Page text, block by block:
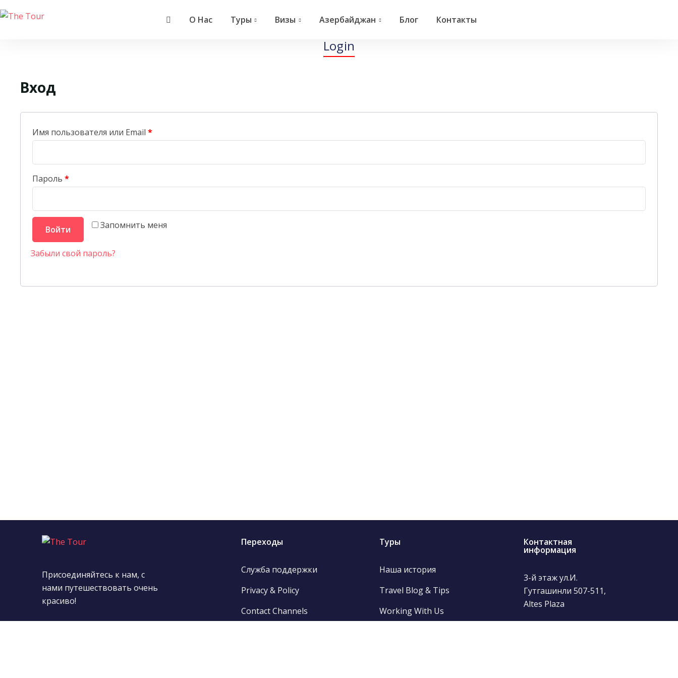
О Нас Туры Визы Азербайджан Блог Контакты
Login
Вход
Имя пользователя или Email *
Пароль *
Запомнить меня
Войти
Забыли свой пароль?
Присоединяйтесь к нам, с
нами путешествовать очень
красиво!
Переходы
Служба поддержки
Privacy & Policy
Contact Channels
Туры
Наша история
Travel Blog & Tips
Working With Us
Контактная
информация
3-й этаж ул.И.
Гутгашинли 507-511,
Altes Plaza